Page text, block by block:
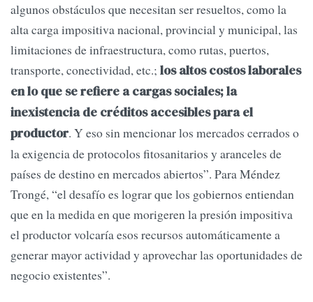
algunos obstáculos que necesitan ser resueltos, como la
alta carga impositiva nacional, provincial y municipal, las
limitaciones de infraestructura, como rutas, puertos,
transporte, conectividad, etc.; los altos costos laborales
en lo que se refiere a cargas sociales; la
inexistencia de créditos accesibles para el
productor. Y eso sin mencionar los mercados cerrados o
la exigencia de protocolos fitosanitarios y aranceles de
países de destino en mercados abiertos”. Para Méndez
Trongé, “el desafío es lograr que los gobiernos entiendan
que en la medida en que morigeren la presión impositiva
el productor volcaría esos recursos automáticamente a
generar mayor actividad y aprovechar las oportunidades de
negocio existentes”.